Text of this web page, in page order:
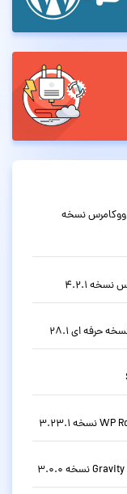
قالب فروشگاهی چندمنظوره وودمارت WoodMart ووکامرس نسخه